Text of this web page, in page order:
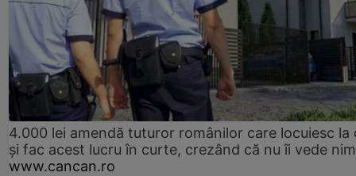
4.000 lei amendă tuturor românilor care locuiesc la
și fac acest lucru în curte, crezând că nu îi vede
www.cancan.ro